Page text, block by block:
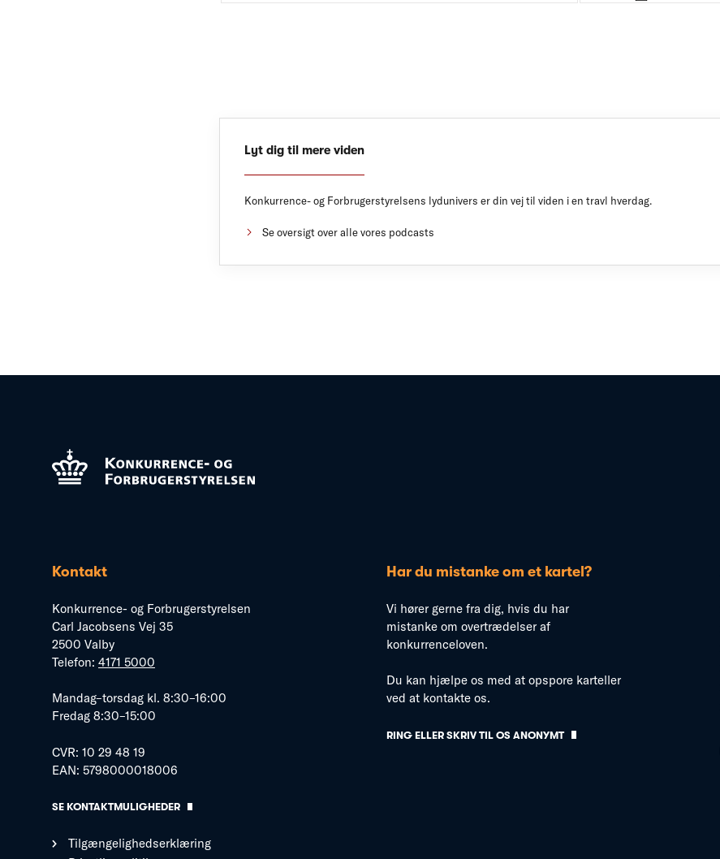
Lyt dig til mere viden
Konkurrence- og Forbrugerstyrelsens lydunivers er din vej til viden i en travl hverdag.
Se oversigt over alle vores podcasts
Kontakt
Konkurrence- og Forbrugerstyrelsen
Carl Jacobsens Vej 35
2500 Valby
Telefon: 4171 5000
Mandag–torsdag kl. 8:30–16:00
Fredag 8:30–15:00
CVR: 10 29 48 19
EAN: 5798000018006
SE KONTAKTMULIGHEDER
Tilgængelighedserklæring
Har du mistanke om et kartel?
Vi hører gerne fra dig, hvis du har
mistanke om overtrædelser af
konkurrenceloven.
Du kan hjælpe os med at opspore karteller
ved at kontakte os.
RING ELLER SKRIV TIL OS ANONYMT